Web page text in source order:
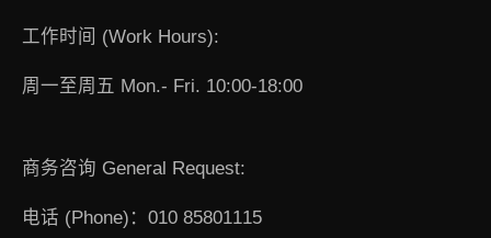
工作时间 (Work Hours):
周一至周五 Mon.- Fri. 10:00-18:00
商务咨询 General Request:
电话 (Phone)：010 85801115